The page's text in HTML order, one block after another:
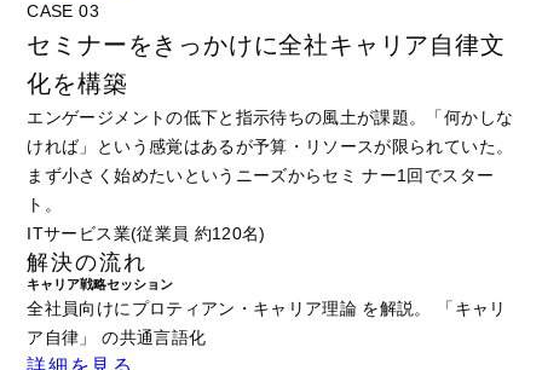
CASE 03
セミナーをきっかけに全社キャリア自律文
化を構築
エンゲージメントの低下と指示待ちの風土が課題。「何かしな
ければ」という感覚はあるが予算・リソースが限られていた。
まず小さく始めたいというニーズからセミ ナー1回でスター
ト。
ITサービス業(従業員 約120名)
解決の流れ
キャリア戦略セッション
全社員向けにプロティアン・キャリア理論 を解説。 「キャリ
ア自律」 の共通言語化
詳細を見る